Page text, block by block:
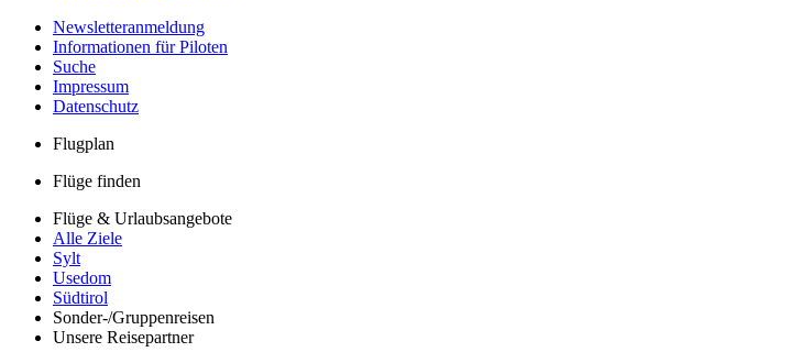
Newsletteranmeldung
Informationen für Piloten
Suche
Impressum
Datenschutz
Flugplan
Flüge finden
Flüge & Urlaubsangebote
Alle Ziele
Sylt
Usedom
Südtirol
Sonder-/Gruppenreisen
Unsere Reisepartner